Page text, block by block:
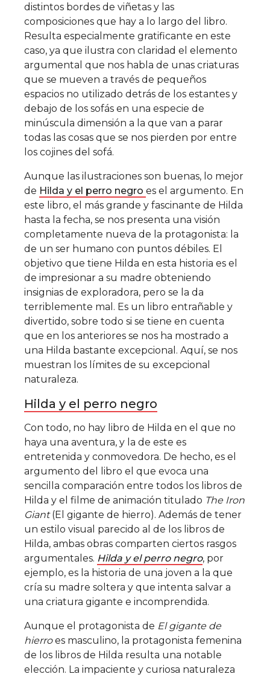
distintos bordes de viñetas y las
composiciones que hay a lo largo del libro.
Resulta especialmente gratificante en este
caso, ya que ilustra con claridad el elemento
argumental que nos habla de unas criaturas
que se mueven a través de pequeños
espacios no utilizado detrás de los estantes y
debajo de los sofás en una especie de
minúscula dimensión a la que van a parar
todas las cosas que se nos pierden por entre
los cojines del sofá.
Aunque las ilustraciones son buenas, lo mejor
de Hilda y el perro negro es el argumento. En
este libro, el más grande y fascinante de Hilda
hasta la fecha, se nos presenta una visión
completamente nueva de la protagonista: la
de un ser humano con puntos débiles. El
objetivo que tiene Hilda en esta historia es el
de impresionar a su madre obteniendo
insignias de exploradora, pero se la da
terriblemente mal. Es un libro entrañable y
divertido, sobre todo si se tiene en cuenta
que en los anteriores se nos ha mostrado a
una Hilda bastante excepcional. Aquí, se nos
muestran los límites de su excepcional
naturaleza.
Hilda y el perro negro
Con todo, no hay libro de Hilda en el que no
haya una aventura, y la de este es
entretenida y conmovedora. De hecho, es el
argumento del libro el que evoca una
sencilla comparación entre todos los libros de
Hilda y el filme de animación titulado The Iron
Giant(El gigante de hierro). Además de tener
un estilo visual parecido al de los libros de
Hilda, ambas obras comparten ciertos rasgos
argumentales. Hilda y el perro negro, por
ejemplo, es la historia de una joven a la que
cría su madre soltera y que intenta salvar a
una criatura gigante e incomprendida.
Aunque el protagonista de El gigante de
hierroes masculino, la protagonista femenina
de los libros de Hilda resulta una notable
elección. La impaciente y curiosa naturaleza